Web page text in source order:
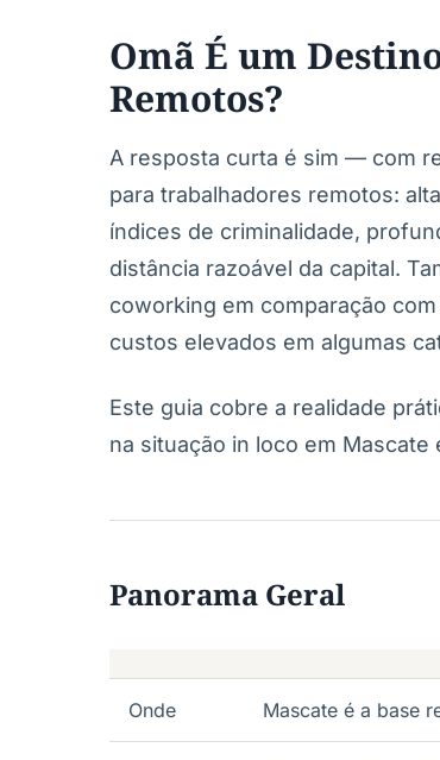
Omã É um
Remotos?
A resposta curta é sim — com
para trabalhadores remotos:
índices de criminalidade,
distância razoável da capital.
coworking em comparação
custos elevados em algumas
Este guia cobre a realidade
na situação in loco em
Panorama Geral
Onde Mascate é a base